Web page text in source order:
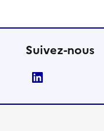
Suivez-nous